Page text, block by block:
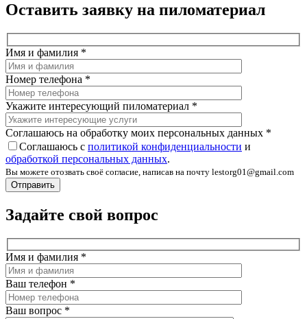
Оставить заявку на пиломатериал
Имя и фамилия *
Номер телефона *
Укажите интересующий пиломатериал *
Соглашаюсь на обработку моих персональных данных *
Соглашаюсь с политикой конфиденциальности и
обработкой персональных данных.
Вы можете отозвать своё согласие, написав на почту lestorg01@gmail.com
Задайте свой вопрос
Имя и фамилия *
Ваш телефон *
Ваш вопрос *